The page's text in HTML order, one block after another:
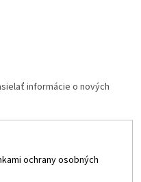
informácie o nových
ochrany osobných